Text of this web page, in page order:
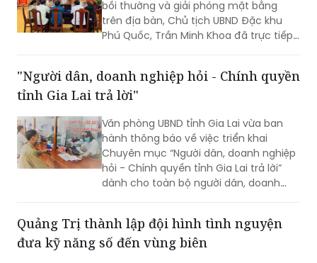
Phó Giám đốc Công an tỉnh; cùng đại
diện lãnh đạo một số phòng nghiệp vụ
Công an tỉnh.
bồi thường và giải phóng mặt bằng
trên địa bàn, Chủ tịch UBND Đặc khu
Phú Quốc, Trần Minh Khoa đã trực tiếp
nhằm bảo đảm tối đa quyền, lợi ích
hợp pháp của bà con.
"Người dân, doanh nghiệp hỏi - Chính quyền
tỉnh Gia Lai trả lời"
Văn phòng UBND tỉnh Gia Lai vừa ban
hành thông báo về việc triển khai
Chuyên mục “Người dân, doanh nghiệp
hỏi - Chính quyền tỉnh Gia Lai trả lời”
dành cho toàn bộ người dân, doanh
Chương trình sẽ được triển khai trong
tháng 8/2026.
Quảng Trị thành lập đội hình tình nguyện
đưa kỹ năng số đến vùng biên